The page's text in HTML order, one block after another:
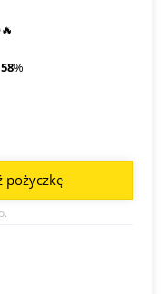
%
pożyczkę